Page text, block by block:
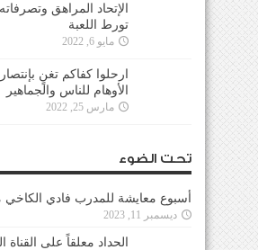
الإتحاد المراهق وتصرفاته
تورط اللعبة
مايو 6, 2022
ارحلوا كفاكم تغنٍ
الأوهام للناس والجماهير
مارس 25, 2022
تحت الضوء
أسبوع معايشة للمدرب فادي
ديسمبر 11, 2023
الحداد معلقاً على القناة